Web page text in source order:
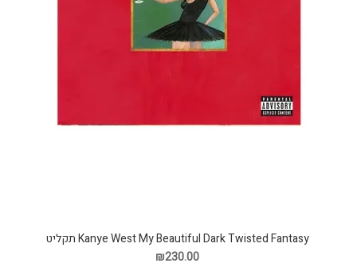
Kanye West My Beautiful Dark Twisted Fantasy תקליט
₪230.00